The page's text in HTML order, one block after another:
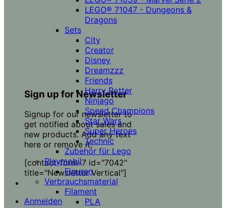
Sign up for Newsletter
Signup for our newsletter to
get notified about sales and
new products. Add any text
here or remove it.
[contact-form-7 id="7042"
title="Newsletter Vertical"]
Anmelden
LEGO® 71047 - Dungeons &
Dragons
Sets
City
Creator
Disney
Dreamzzz
Friends
Harry Potter
Ninjago
Speed Champions
Star Wars
Super Heroes
Technic
Zubehör für Lego
Playmobil
Figuren
Verbrauchsmaterial
Filament
PLA